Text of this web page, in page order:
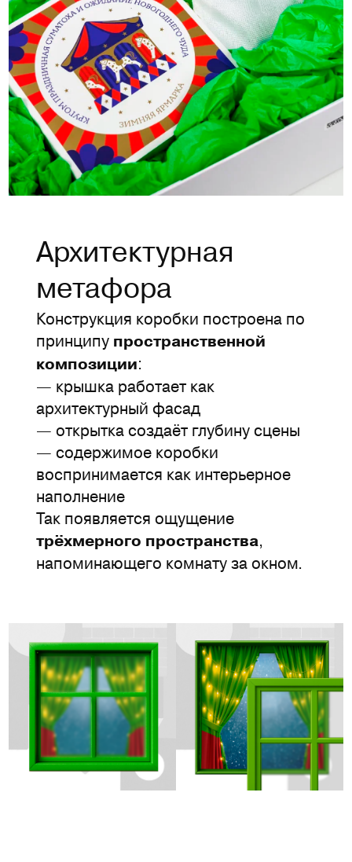
Архитектурная
метафора
Конструкция коробки построена по
принципу пространственной
композиции:
— крышка работает как
архитектурный фасад
— открытка создаёт глубину сцены
— содержимое коробки
воспринимается как интерьерное
наполнение
Так появляется ощущение
трёхмерного пространства,
напоминающего комнату за окном.